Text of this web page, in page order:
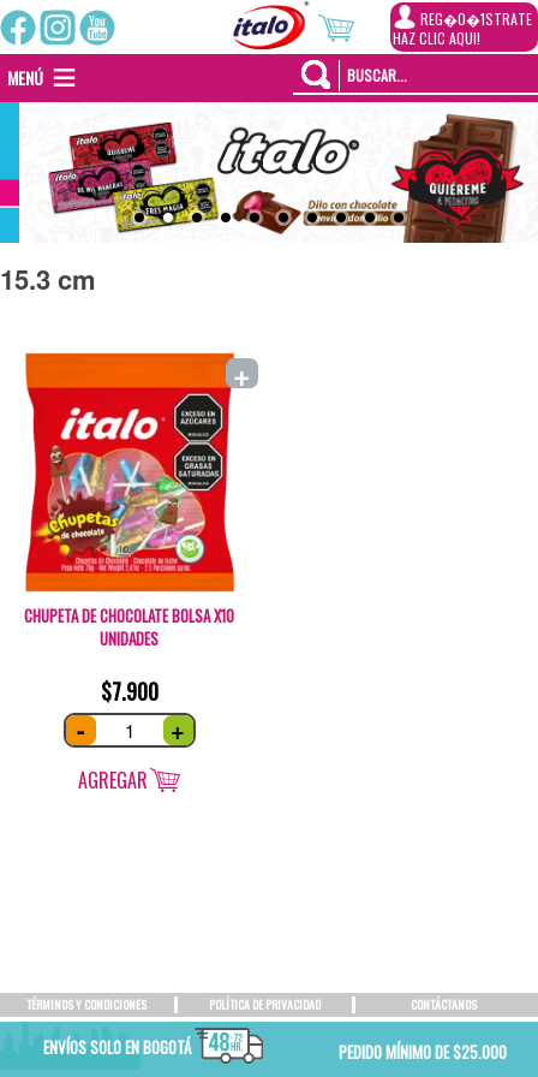
REG�0�1STRATE
HAZ CLIC AQUI!
MENÚ
15.3 cm
CHUPETA DE CHOCOLATE BOLSA X10
UNIDADES
$7.900
- Chupeta
chocolate
x10
unidades
+
AGREGAR
+
TÉRMINOS Y CONDICIONES POLÍTICA DE PRIVACIDAD CONTÁCTANOS
ENVÍOS SOLO EN BOGOTÁ PEDIDO MÍNIMO DE $25.000